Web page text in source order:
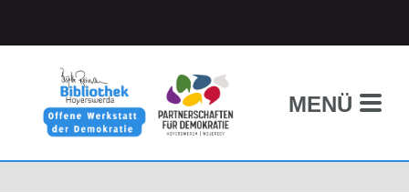
MENÜ